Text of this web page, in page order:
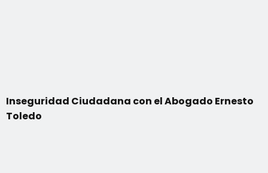
Inseguridad Ciudadana con el Abogado Ernesto
Toledo